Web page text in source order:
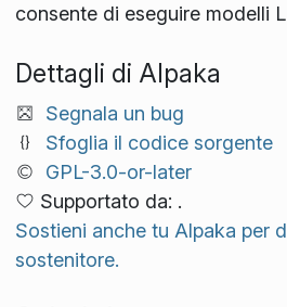
consente di eseguire modelli
Dettagli di Alpaka
Segnala un bug
Sfoglia il codice sorgente
GPL-3.0-or-later
Supportato da: .
Sostieni anche tu Alpaka per
sostenitore.